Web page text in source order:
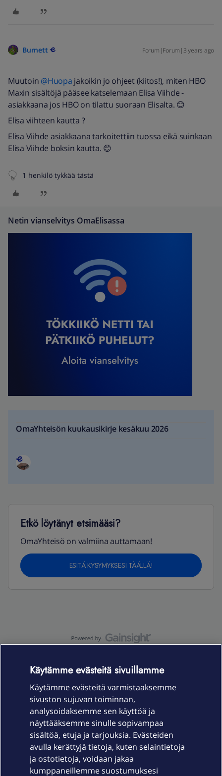
Burnett Forum|Forum|3 years ago
Muutoin @Huopa jakoikin jo ohjeet (kiitos!), miten HBO
Maxin sisältöjä pääsee katselemaan Elisa Viihde -
asiakkaana jos HBO on tilattu suoraan Elisalta. 😊
Elisa viihteen kautta ?
Elisa Viihde asiakkaana tarkoitettiin tuossa eikä suinkaan
Elisa Viihde boksin kautta. 😊
1 henkilö tykkää tästä
Netin vianselvitys OmaElisassa
OmaYhteisön kuukausikirje kesäkuu 2026
Etkö löytänyt etsimääsi?
OmaYhteisö on valmiina auttamaan!
ESITÄ KYSYMYKSESI TÄÄLLÄ!
Laitteet & liittymät
Palvelut
Käytämme evästeitä sivuillamme
Käytämme evästeitä varmistaaksemme
sivuston sujuvan toiminnan,
analysoidaksemme sen käyttöä ja
näyttääksemme sinulle sopivampaa
sisältöä, etuja ja tarjouksia. Evästeiden
avulla kerättyjä tietoja, kuten selaintietoja
ja ostotietoja, voidaan jakaa
kumppaneillemme suostumuksesi